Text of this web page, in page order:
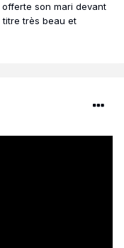
son mari devant
très beau et